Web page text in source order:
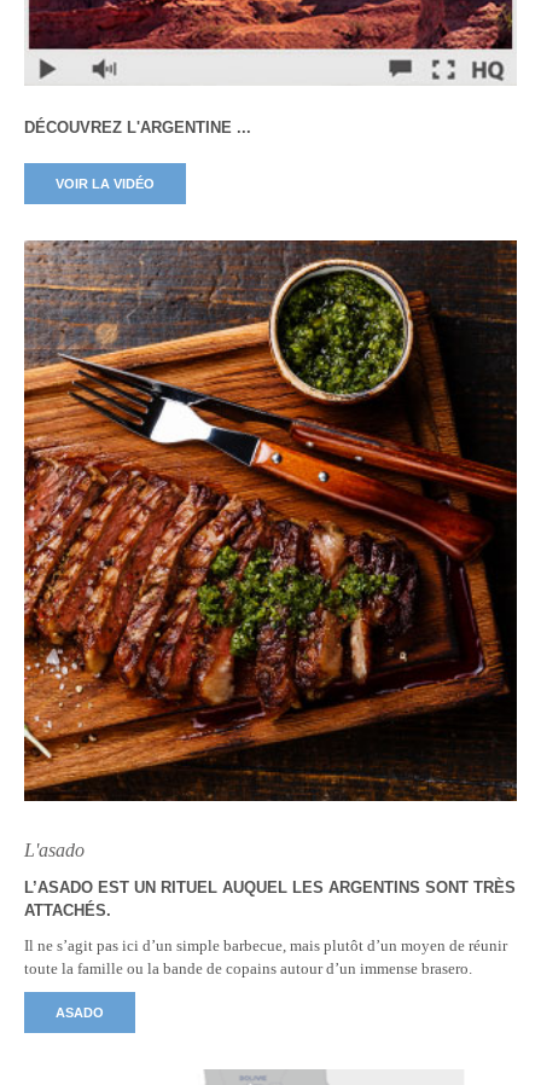
DÉCOUVREZ L'ARGENTINE ...
VOIR LA VIDÉO
L'asado
L’ASADO EST UN RITUEL AUQUEL LES ARGENTINS SONT TRÈS
ATTACHÉS.
Il ne s’agit pas ici d’un simple barbecue, mais plutôt d’un moyen de réunir
toute la famille ou la bande de copains autour d’un immense brasero.
ASADO